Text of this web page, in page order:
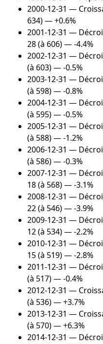
2000-12-31 —
634) — +0.6%
2001-12-31 —
28 (à 606) — -4.4%
2002-12-31 —
(à 603) — -0.5%
2003-12-31 —
(à 598) — -0.8%
2004-12-31 —
(à 595) — -0.5%
2005-12-31 —
(à 588) — -1.2%
2006-12-31 —
(à 586) — -0.3%
2007-12-31 —
18 (à 568) — -3.1%
2008-12-31 —
22 (à 546) — -3.9%
2009-12-31 —
12 (à 534) — -2.2%
2010-12-31 —
15 (à 519) — -2.8%
2011-12-31 —
(à 517) — -0.4%
2012-12-31 —
(à 536) — +3.7%
2013-12-31 —
(à 570) — +6.3%
2014-12-31 —